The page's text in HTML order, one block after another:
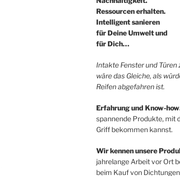
Ressourcen erhalten.
Intelligent sanieren
für Deine Umwelt und
für Dich…
Intakte Fenster und
wäre das Gleiche, als
Reifen abgefahren ist.
Erfahrung und Know-
spannende Produkte, mit
Griff bekommen kannst.
Wir kennen unsere
jahrelange Arbeit vor Ort
beim Kauf von